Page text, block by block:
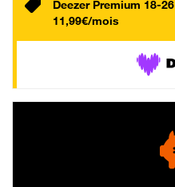
Deezer Premium 18-
11,99€/mois